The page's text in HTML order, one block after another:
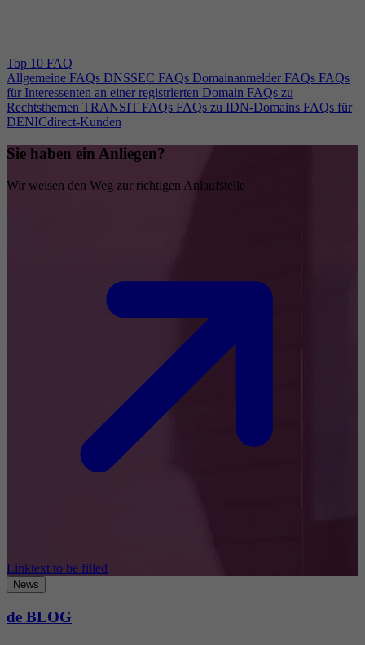
Top 10 FAQ
Allgemeine FAQs DNSSEC FAQs Domainanmelder FAQs FAQs
für Interessenten an einer registrierten Domain FAQs zu
Rechtsthemen TRANSIT FAQs FAQs zu IDN-Domains FAQs für
DENICdirect-Kunden
Sie haben ein Anliegen?
Wir weisen den Weg zur richtigen Anlaufstelle
Linktext to be filled
News
de BLOG